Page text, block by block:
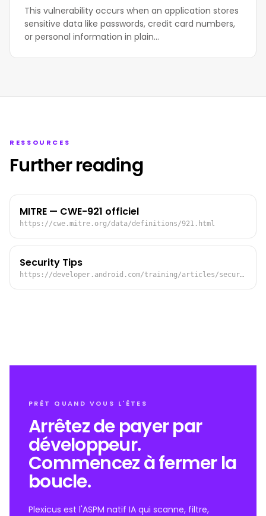
This vulnerability occurs when an application stores
sensitive data like passwords, credit card numbers,
or personal information in plain…
RESSOURCES
Further reading
MITRE — CWE-921 officiel
https://cwe.mitre.org/data/definitions/921.html
Security Tips
https://developer.android.com/training/articles/security-tips.html#StoringData
PRÊT QUAND VOUS L'ÊTES
Arrêtez de payer par
développeur.
Commencez à fermer la
boucle.
Plexicus est l'ASPM natif IA qui scanne, filtre,